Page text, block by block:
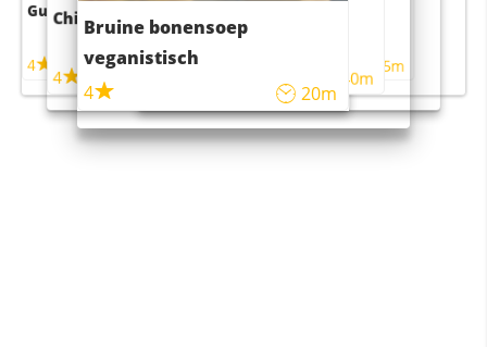
Guacamole
4
Chili con carne
4 45m
Bruine bonensoep
veganistisch
4
20m
Sushi rijstsalade
maaltijdsalade
40m
4 55m